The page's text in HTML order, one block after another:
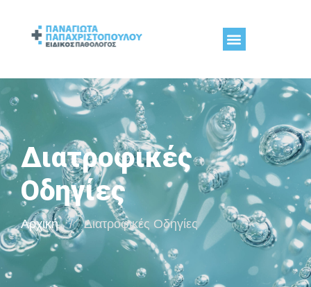
Διατροφικές
Οδηγίες
Αρχική / Διατροφικές Οδηγίες